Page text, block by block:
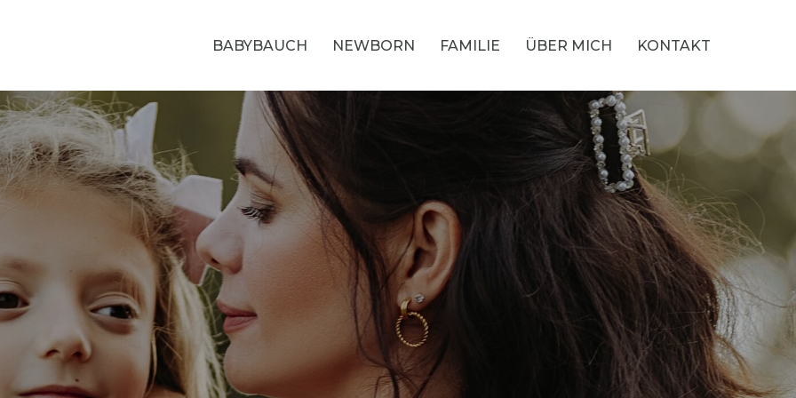
BABYBAUCH NEWBORN FAMILIE ÜBER MICH KONTAKT